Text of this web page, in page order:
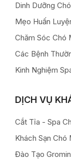
Dinh Dưỡng
Mẹo Huấn
Chăm Sóc Chó
Các Bệnh
Kinh Nghiệm
DỊCH VỤ
Cắt Tỉa - Spa
Khách Sạn Chó
Đào Tạo